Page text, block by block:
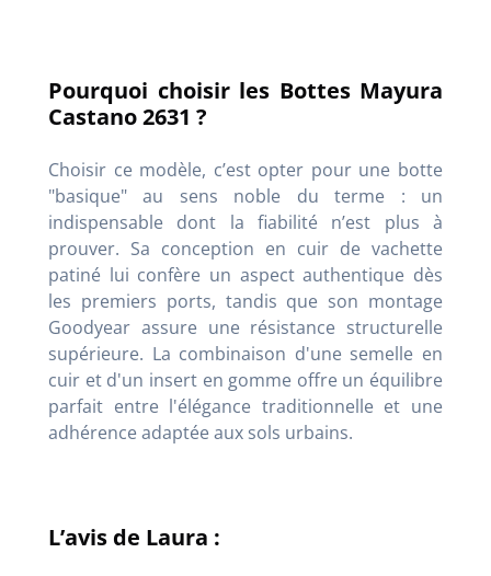
Pourquoi choisir les Bottes Mayura
Castano 2631 ?
Choisir ce modèle, c’est opter pour une botte
"basique" au sens noble du terme : un
indispensable dont la fiabilité n’est plus à
prouver. Sa conception en cuir de vachette
patiné lui confère un aspect authentique dès
les premiers ports, tandis que son montage
Goodyear assure une résistance structurelle
supérieure. La combinaison d'une semelle en
cuir et d'un insert en gomme offre un équilibre
parfait entre l'élégance traditionnelle et une
adhérence adaptée aux sols urbains.
L’avis de Laura :